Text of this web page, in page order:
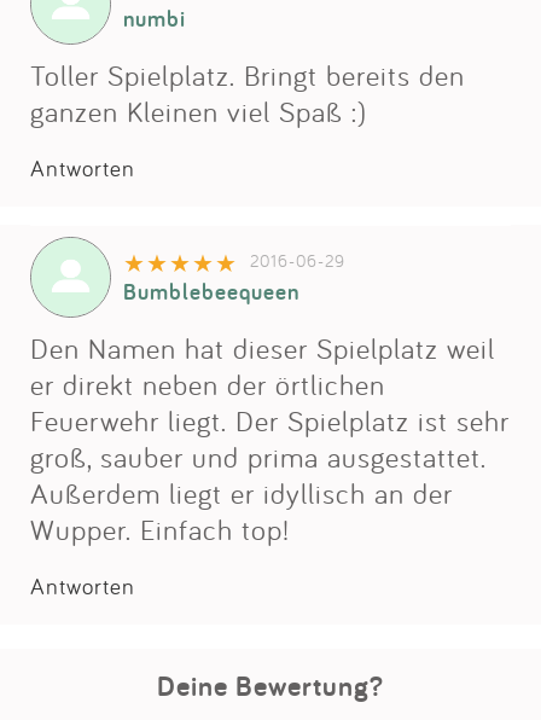
numbi
Toller Spielplatz. Bringt bereits den
ganzen Kleinen viel Spaß :)
Antworten
2016-06-29
Bumblebeequeen
Den Namen hat dieser Spielplatz weil
er direkt neben der örtlichen
Feuerwehr liegt. Der Spielplatz ist sehr
groß, sauber und prima ausgestattet.
Außerdem liegt er idyllisch an der
Wupper. Einfach top!
Antworten
Deine Bewertung?